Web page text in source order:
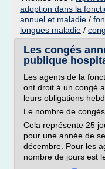
adoption dans la
annuel et maladie /
longues maladie /
Les congés
publique
Les agents de la
ont droit à un congé
leurs obligations
Le nombre de
Cela représente 25
pour une année de
décembre. Pour les
nombre de jours est